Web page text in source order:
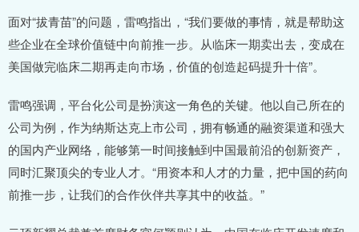
面对“拔青苗”的问题，雷鸣指出，“我们要做的事情，就是帮助这
些企业在全球价值链中向前推一步。从临床一期卖出去，变成在
美国做完临床二期再走向市场，价值的创造起码提升十倍”。
雷鸣强调，平台化公司是扮演这一角色的关键。他以自己所在的
公司为例，作为纳斯达克上市公司，拥有畅通的融资渠道和强大
的国内产业网络，能够第一时间接触到中国最前沿的创新资产，
同时汇聚顶尖的专业人才。“用资本和人才的力量，把中国的药向
前推一步，让我们的合作伙伴共享其中的收益。”